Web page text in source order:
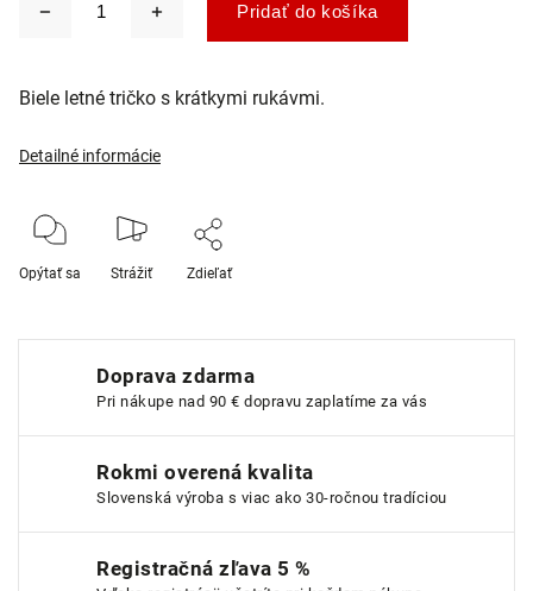
Pridať do košíka
Biele letné tričko s krátkymi rukávmi.
Detailné informácie
Opýtať sa Strážiť Zdieľať
Doprava zdarma
Pri nákupe nad 90 € dopravu zaplatíme za vás
Rokmi overená kvalita
Slovenská výroba s viac ako 30-ročnou tradíciou
Registračná zľava 5 %